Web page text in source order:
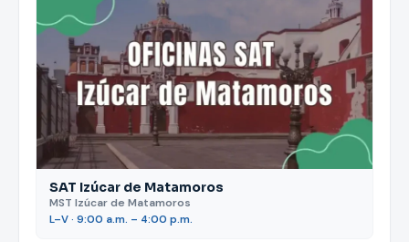
SAT Izúcar de Matamoros
MST Izúcar de Matamoros
L–V · 9:00 a.m. – 4:00 p.m.